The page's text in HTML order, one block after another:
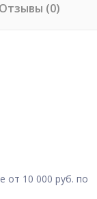
Отзывы (0)
от 10 000 руб. по